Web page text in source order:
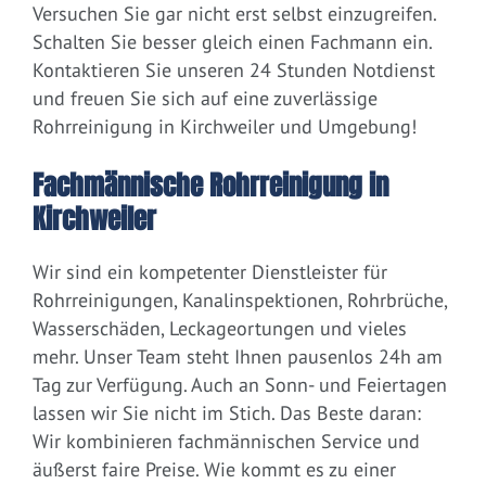
Versuchen Sie gar nicht erst selbst einzugreifen.
Schalten Sie besser gleich einen Fachmann ein.
Kontaktieren Sie unseren 24 Stunden Notdienst
und freuen Sie sich auf eine zuverlässige
Rohrreinigung in Kirchweiler und Umgebung!
Fachmännische Rohrreinigung in
Kirchweiler
Wir sind ein kompetenter Dienstleister für
Rohrreinigungen, Kanalinspektionen, Rohrbrüche,
Wasserschäden, Leckageortungen und vieles
mehr. Unser Team steht Ihnen pausenlos 24h am
Tag zur Verfügung. Auch an Sonn- und Feiertagen
lassen wir Sie nicht im Stich. Das Beste daran:
Wir kombinieren fachmännischen Service und
äußerst faire Preise. Wie kommt es zu einer